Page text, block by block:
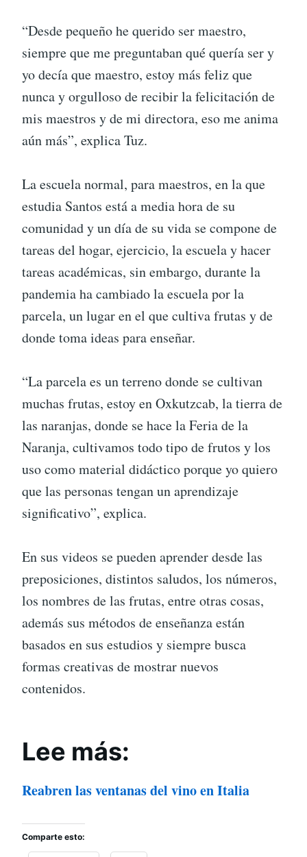
“Desde pequeño he querido ser maestro,
siempre que me preguntaban qué quería ser y
yo decía que maestro, estoy más feliz que
nunca y orgulloso de recibir la felicitación de
mis maestros y de mi directora, eso me anima
aún más”, explica Tuz.
La escuela normal, para maestros, en la que
estudia Santos está a media hora de su
comunidad y un día de su vida se compone de
tareas del hogar, ejercicio, la escuela y hacer
tareas académicas, sin embargo, durante la
pandemia ha cambiado la escuela por la
parcela, un lugar en el que cultiva frutas y de
donde toma ideas para enseñar.
“La parcela es un terreno donde se cultivan
muchas frutas, estoy en Oxkutzcab, la tierra de
las naranjas, donde se hace la Feria de la
Naranja, cultivamos todo tipo de frutos y los
uso como material didáctico porque yo quiero
que las personas tengan un aprendizaje
significativo”, explica.
En sus videos se pueden aprender desde las
preposiciones, distintos saludos, los números,
los nombres de las frutas, entre otras cosas,
además sus métodos de enseñanza están
basados en sus estudios y siempre busca
formas creativas de mostrar nuevos
contenidos.
Lee más:
Reabren las ventanas del vino en Italia
Comparte esto: